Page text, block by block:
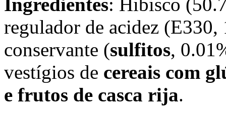
regulador de acidez
conservante (sulfitos,
vestígios de cereais com
e frutos de casca rija.